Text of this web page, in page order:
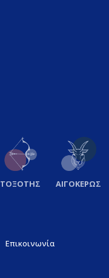
ΤΟΞΟΤΗΣ ΑΙΓΟΚΕΡΩΣ
Επικοινωνία